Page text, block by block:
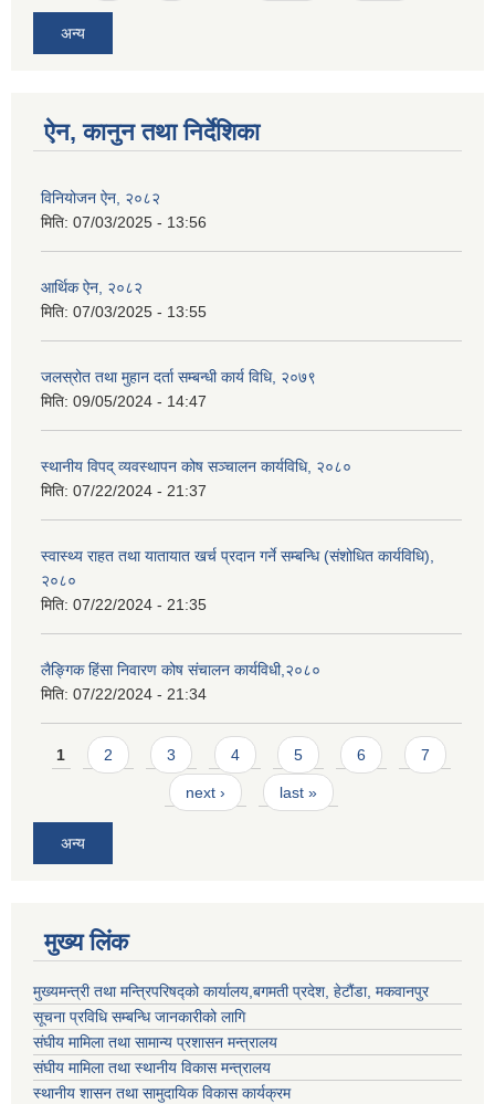
अन्य
ऐन, कानुन तथा निर्देशिका
विनियोजन ऐन, २०८२
मिति: 07/03/2025 - 13:56
आर्थिक ऐन, २०८२
मिति: 07/03/2025 - 13:55
जलस्रोत तथा मुहान दर्ता सम्बन्धी कार्य विधि, २०७९
मिति: 09/05/2024 - 14:47
स्थानीय विपद् व्यवस्थापन कोष सञ्चालन कार्यविधि, २०८०
मिति: 07/22/2024 - 21:37
स्वास्थ्य राहत तथा यातायात खर्च प्रदान गर्ने सम्बन्धि (संशोधित कार्यविधि),
२०८०
मिति: 07/22/2024 - 21:35
लैङ्गिक हिंसा निवारण कोष संचालन कार्यविधी,२०८०
मिति: 07/22/2024 - 21:34
Pages
1 2 3 4 5 6 7
next › last »
अन्य
मुख्य लिंक
मुख्यमन्त्री तथा मन्त्रिपरिषद्को कार्यालय,बगमती प्रदेश, हेटौंडा, मकवानपुर
सूचना प्रविधि सम्बन्धि जानकारीको लागि
संघीय मामिला तथा सामान्य प्रशासन मन्त्रालय
संघीय मामिला तथा स्थानीय विकास मन्त्रालय
स्थानीय शासन तथा सामुदायिक विकास कार्यक्रम